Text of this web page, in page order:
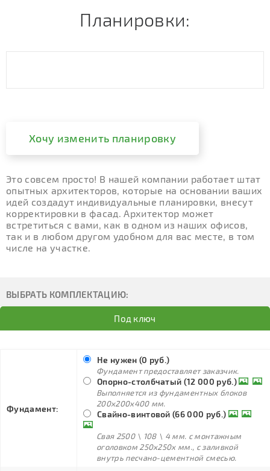
Планировки:
Хочу изменить планировку
Это совсем просто! В нашей компании работает штат
опытных архитекторов, которые на основании ваших
идей создадут индивидуальные планировки, внесут
корректировки в фасад. Архитектор может
встретиться с вами, как в одном из наших офисов,
так и в любом другом удобном для вас месте, в том
числе на участке.
ВЫБРАТЬ КОМПЛЕКТАЦИЮ:
Под ключ
Фундамент:
Не нужен (0 руб.)
Фундамент предоставляет заказчик.
Опорно-столбчатый (12 000 руб.)
Выполняется из фундаментных блоков
200х200х400 мм.
Свайно-винтовой (66 000 руб.)
Свая 2500 \ 108 \ 4 мм. с монтажным
оголовком 250х250х мм., с заливкой
внутрь песчано-цементной смесью.